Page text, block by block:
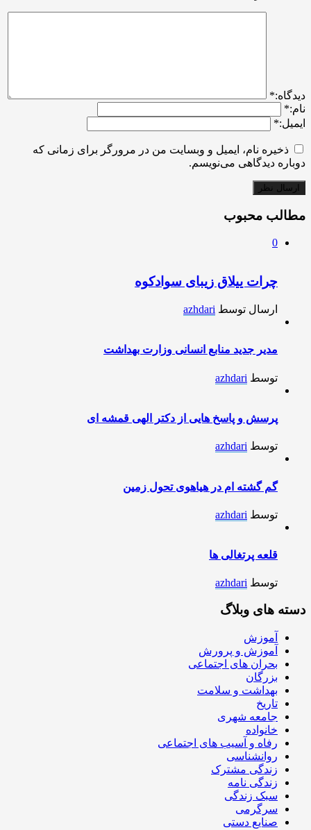
ديدگاه:*
نام:*
ایمیل:*
ذخیره نام، ایمیل و وبسایت من در مرورگر برای زمانی که
دوباره دیدگاهی می‌نویسم.
مطالب محبوب
0
چرات ییلاق زیبای سوادکوه
ارسال توسط azhdari
مدیر جدید منابع انسانی وزارت بهداشت
توسط azhdari
پرسش و پاسخ هایی از دکتر الهی قمشه ای
توسط azhdari
گم گشته ام در هیاهوی تحول زمین
توسط azhdari
قلعه پرتغالی ها
توسط azhdari
دسته های وبلاگ
آموزش
آموزش و پرورش
بحران های اجتماعی
بزرگان
بهداشت و سلامت
تاریخ
جامعه شهری
خانواده
رفاه و آسیب های اجتماعی
روانشناسی
زندگی مشترک
زندگی نامه
سبک زندگی
سرگرمی
صنایع دستی